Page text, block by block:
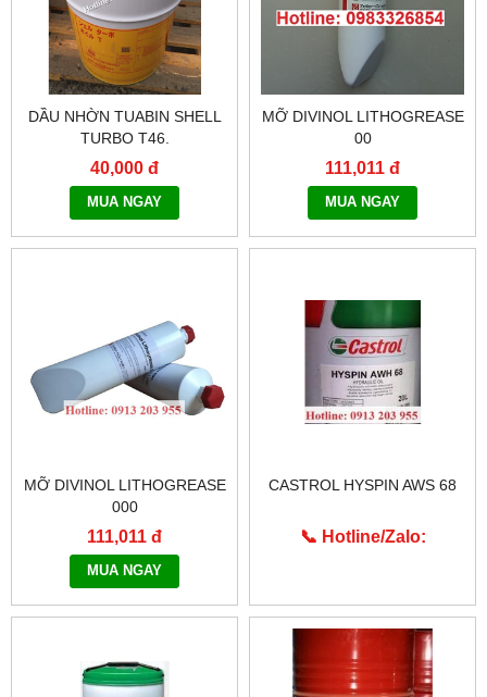
DẦU NHỜN TUABIN SHELL
TURBO T46.
40,000 đ
MUA NGAY
MỠ DIVINOL LITHOGREASE
00
111,011 đ
MUA NGAY
MỠ DIVINOL LITHOGREASE
000
111,011 đ
MUA NGAY
CASTROL HYSPIN AWS 68
📞 Hotline/Zalo: